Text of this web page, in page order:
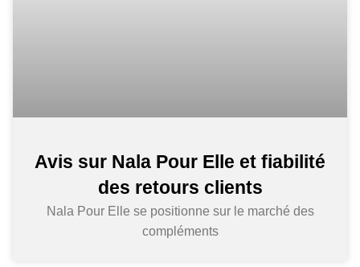
Avis sur Nala Pour Elle et fiabilité
des retours clients
Nala Pour Elle se positionne sur le marché des
compléments